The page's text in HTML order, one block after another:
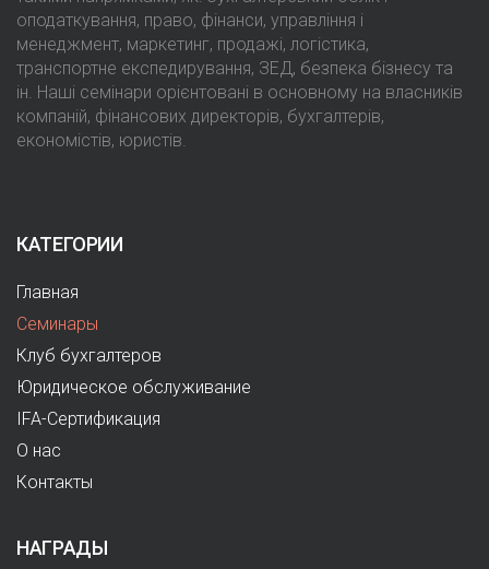
оподаткування, право, фінанси, управління і
менеджмент, маркетинг, продажі, логістика,
транспортне експедирування, ЗЕД, безпека бізнесу та
ін. Наші семінари орієнтовані в основному на власників
компаній, фінансових директорів, бухгалтерів,
економістів, юристів.
КАТЕГОРИИ
Главная
Семинары
Клуб бухгалтеров
Юридическое обслуживание
IFA-Сертификация
О нас
Контакты
НАГРАДЫ